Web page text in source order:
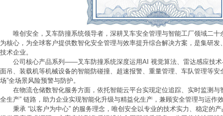
唯创安全，叉车防撞系统领导者，深耕叉车安全管理与智能工厂领域二
为核心，为全球客户提供数智化安全管理与效率提升综合解决方案，是集研
技术企业。
公司核心产品系列——叉车防撞系统深度运用AI 视觉算法、雷达感应技
面吊、装载机等机械设备的智能防碰撞、超速报警、重量管理、车队管理等安
场”全场景风险预警与防护。
在物流仓储数智化服务方面，依托智能云平台实现定位追踪、实时监测与
全生产” 链路，助力企业实现智能化升级与精益化生产，兼顾安全管理与运作
秉承 “以客户为中心” 的服务理念，唯创安全以专业的技术实力、稳定的